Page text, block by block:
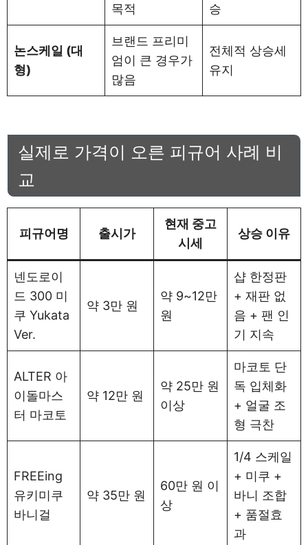
목적
승
논스케일 (대
형)
브랜드 프리미
엄이 큰 경우가
많음
전체적 상승세
유지
실제로 가격이 오른 피규어 사례 비
교
피규어명 출시가
현재 중고
시세
상승 이유
넨도로이
드 300 미
쿠 Yukata
Ver.
약 3만 원
약 9~12만
원
샵 한정판
+ 재판 없
음 + 팬 인
기 지속
ALTER 아
이돌마스
터 마코토
약 12만 원
약 25만 원
이상
마코토 단
독 입체화
+ 얼굴 조
형 극찬
FREEing
유키미쿠
바니걸
약 35만 원
60만 원 이
상
1/4 스케일
+ 미쿠 +
바니 조합
+ 품절효
과